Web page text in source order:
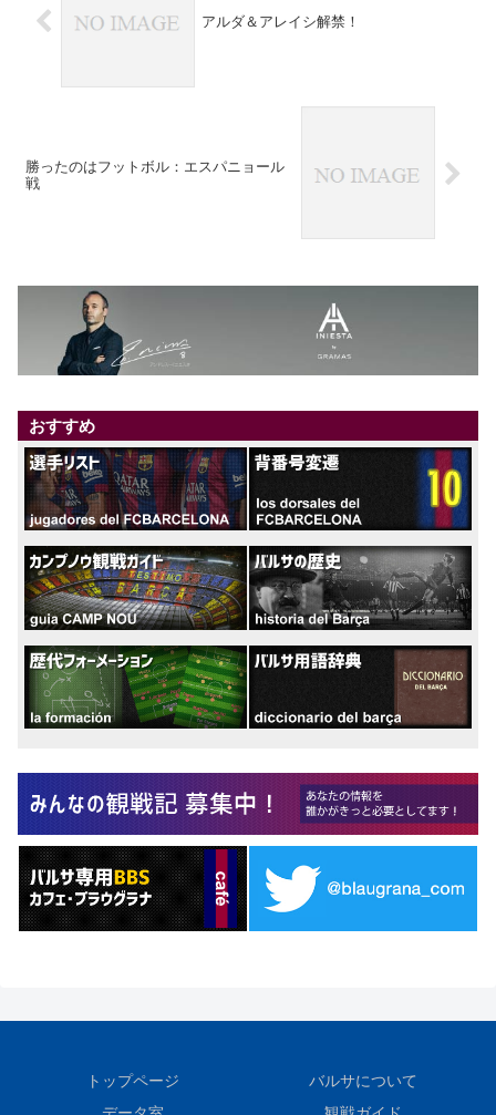
アルダ＆アレイシ解禁！
勝ったのはフットボル：エスパニョール
戦
おすすめ
トップページ
バルサについて